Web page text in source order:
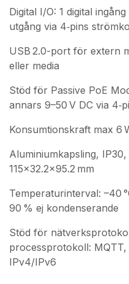
Digital I/O: 1 digital
utgång via 4‑pins
USB 2.0-port för extern
eller media
Stöd för Passive PoE
annars 9–50 V DC via
Konsumtionskraft max 6
Aluminiumkapsling,
115×32.2×95.2 mm
Temperaturinterval: –40
90 % ej kondenserande
Stöd för
processprotokoll:
IPv4/IPv6